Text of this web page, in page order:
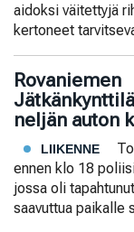
aidoksi väitettyjä
kertoneet
Rovaniemen
neljän auton
LIIKENNE
ennen klo 18
jossa oli
saavuttua paikalle